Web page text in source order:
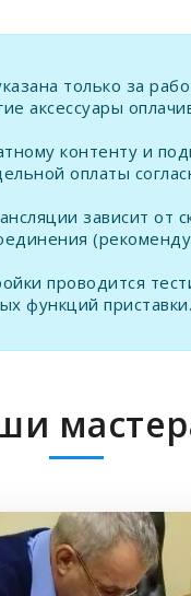
только за
аксессуары
контенту и
оплаты
зависит от
проводится
функций приставки.